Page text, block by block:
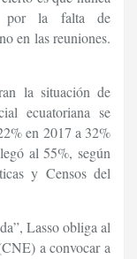
por la falta de
en las reuniones.
la situación de
ecuatoriana se
en 2017 a 32%
al 55%, según
y Censos del
Lasso obliga al
a convocar a